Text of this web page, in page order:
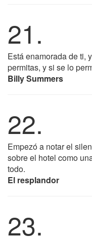
21.
Está enamorada de ti,
permitas, y si se lo
Billy Summers
22.
Empezó a notar el
sobre el hotel como
todo.
El resplandor
23.